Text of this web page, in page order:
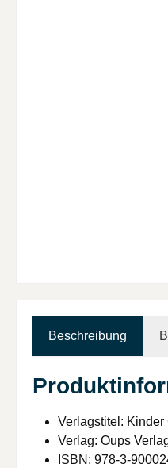
Beschreibung
Verlagstitel: Kinder
Verlag: Oups
ISBN: 978-3-